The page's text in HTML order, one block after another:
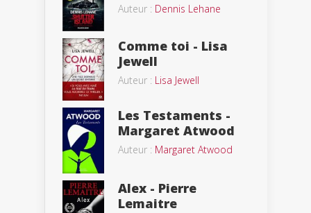
Auteur : Dennis Lehane
Comme toi - Lisa
Jewell
Auteur : Lisa Jewell
Les Testaments -
Margaret Atwood
Auteur : Margaret Atwood
Alex - Pierre
Lemaitre